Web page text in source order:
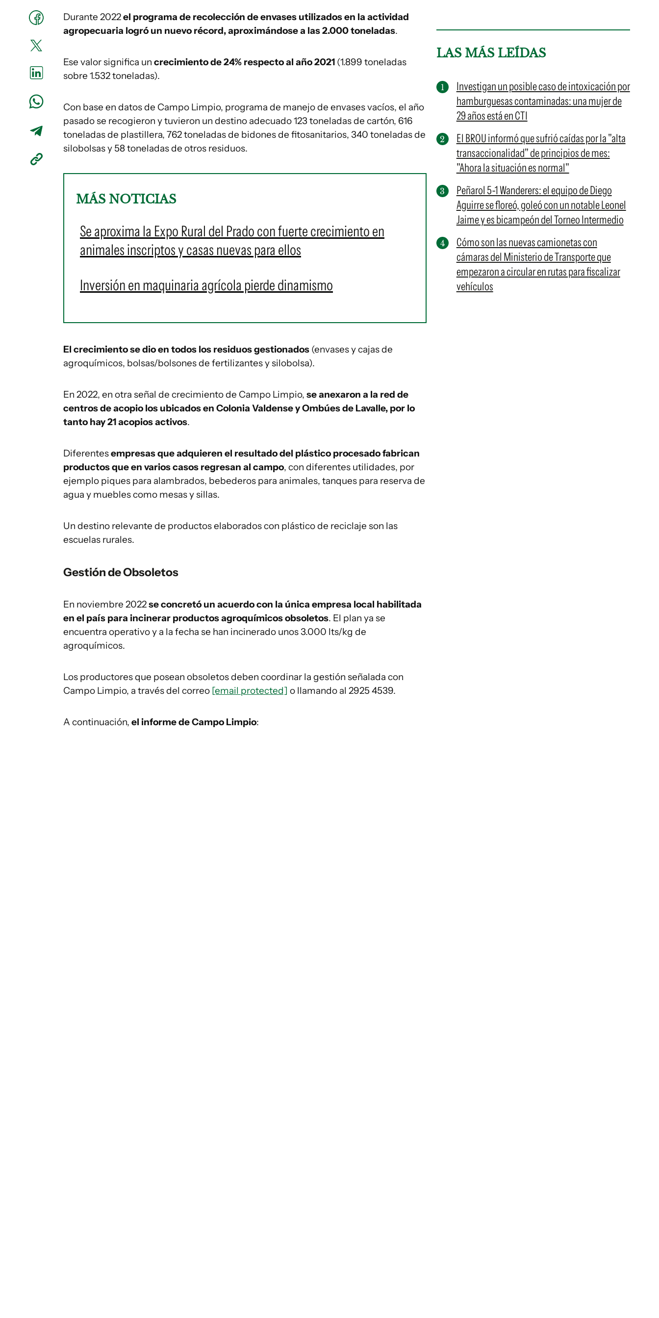
Durante 2022el programa de recolección de envases utilizados en la actividad
agropecuaria logró un nuevo récord, aproximándose a las 2.000 toneladas.
Ese valor significa un crecimiento de 24% respecto al año 2021 (1.899 toneladas
sobre 1.532 toneladas).
Con base en datos de Campo Limpio, programa de manejo de envases vacíos, el año
pasado se recogieron y tuvieron un destino adecuado 123 toneladas de cartón, 616
toneladas de plastillera, 762 toneladas de bidones de fitosanitarios, 340 toneladas de
silobolsas y 58 toneladas de otros residuos.
MÁS NOTICIAS
Se aproxima la Expo Rural del Prado con fuerte crecimiento en
animales inscriptos y casas nuevas para ellos
Inversión en maquinaria agrícola pierde dinamismo
El crecimiento se dio en todos los residuos gestionados (envases y cajas de
agroquímicos, bolsas/bolsones de fertilizantes y silobolsa).
En 2022, en otra señal de crecimiento de Campo Limpio, se anexaron a la red de
centros de acopio los ubicados en Colonia Valdense y Ombúes de Lavalle, por lo
tanto hay 21 acopios activos.
Diferentesempresas que adquieren el resultado del plástico procesado fabrican
productos que en varios casos regresan al campo, con diferentes utilidades, por
ejemplo piques para alambrados, bebederos para animales, tanques para reserva de
agua y muebles como mesas y sillas.
Un destino relevante de productos elaborados con plástico de reciclaje son las
escuelas rurales.
Gestión de Obsoletos
En noviembre 2022se concretó un acuerdo con la única empresa local habilitada
en el país para incinerar productos agroquímicos obsoletos. El plan ya se
encuentra operativo y a la fecha se han incinerado unos 3.000 lts/kg de
agroquímicos.
Los productores que posean obsoletos deben coordinar la gestión señalada con
Campo Limpio, a través del correo [email protected] o llamando al 2925 4539.
A continuación, el informe de Campo Limpio:
LAS MÁS LEÍDAS
Investigan un posible caso de intoxicación por
hamburguesas contaminadas: una mujer de
29 años está en CTI
El BROU informó que sufrió caídas por la "alta
transaccionalidad" de principios de mes:
"Ahora la situación es normal"
Peñarol 5-1 Wanderers: el equipo de Diego
Aguirre se floreó, goleó con un notable Leonel
Jaime y es bicampeón del Torneo Intermedio
Cómo son las nuevas camionetas con
cámaras del Ministerio de Transporte que
empezaron a circular en rutas para fiscalizar
vehículos